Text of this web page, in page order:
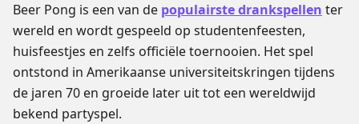
Beer Pong is een van de populairste drankspellen ter
wereld en wordt gespeeld op studentenfeesten,
huisfeestjes en zelfs officiële toernooien. Het spel
ontstond in Amerikaanse universiteitskringen tijdens
de jaren 70 en groeide later uit tot een wereldwijd
bekend partyspel.